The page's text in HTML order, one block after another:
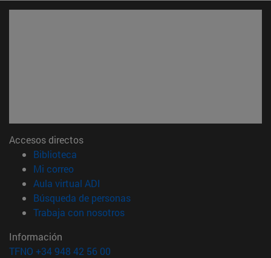
Accesos directos
Biblioteca
Mi correo(abre en nueva ventana)
Aula virtual ADI
Búsqueda de personas(abre en nueva ventana)
Trabaja con nosotros(abre en nueva ventana)
Información
TFNO +34 948 42 56 00